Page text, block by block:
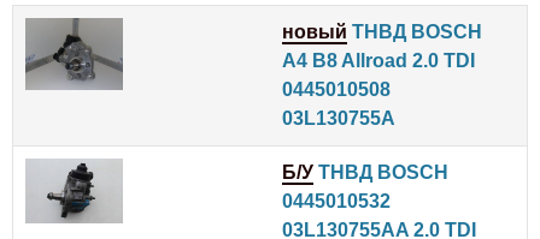
новый ТНВД BOSCH
A4 B8 Allroad 2.0 TDI
0445010508
03L130755A
Б/У ТНВД BOSCH
0445010532
03L130755AA 2.0 TDI